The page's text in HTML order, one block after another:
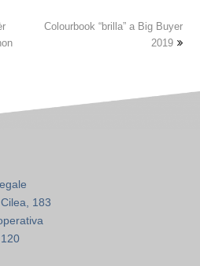
Colourbook “brilla” a Big Buyer
2019
183